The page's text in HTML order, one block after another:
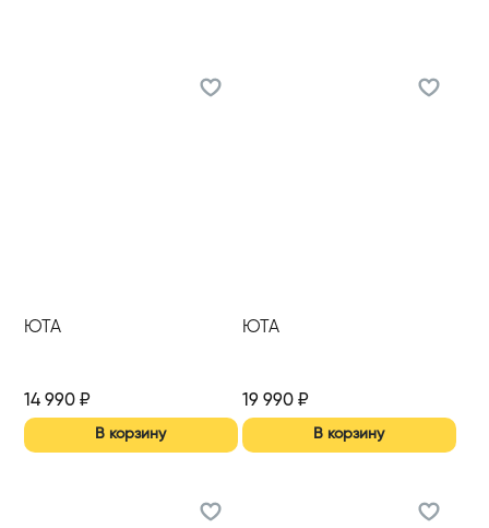
ЮТА
14 990 ₽
В корзину
ЮТА
19 990₽
В корзину